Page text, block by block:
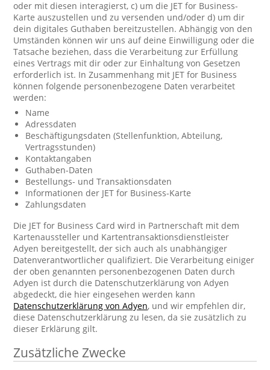
oder mit diesen interagierst, c) um die JET for Business-
Karte auszustellen und zu versenden und/oder d) um dir
dein digitales Guthaben bereitzustellen. Abhängig von den
Umständen können wir uns auf deine Einwilligung oder die
Tatsache beziehen, dass die Verarbeitung zur Erfüllung
eines Vertrags mit dir oder zur Einhaltung von Gesetzen
erforderlich ist. In Zusammenhang mit JET for Business
können folgende personenbezogene Daten verarbeitet
werden:
Name
Adressdaten
Beschäftigungsdaten (Stellenfunktion, Abteilung,
Vertragsstunden)
Kontaktangaben
Guthaben-Daten
Bestellungs- und Transaktionsdaten
Informationen der JET for Business-Karte
Zahlungsdaten
Die JET for Business Card wird in Partnerschaft mit dem
Kartenaussteller und Kartentransaktionsdienstleister
Adyen bereitgestellt, der sich auch als unabhängiger
Datenverantwortlicher qualifiziert. Die Verarbeitung einiger
der oben genannten personenbezogenen Daten durch
Adyen ist durch die Datenschutzerklärung von Adyen
abgedeckt, die hier eingesehen werden kann
Datenschutzerklärung von Adyen, und wir empfehlen dir,
diese Datenschutzerklärung zu lesen, da sie zusätzlich zu
dieser Erklärung gilt.
Zusätzliche Zwecke